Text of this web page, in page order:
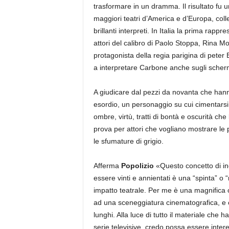
trasformare in un dramma. Il risultato fu
maggiori teatri d’America e d’Europa,
brillanti interpreti. In Italia la prima
attori del calibro di Paolo Stoppa, Rina
protagonista della regia parigina di peter
a interpretare Carbone anche sugli
A giudicare dal pezzi da novanta che
esordio, un personaggio su cui
ombre, virtù, tratti di bontà e oscurità
prova per attori che vogliano mostrare
le sfumature di grigio.
Afferma Popolizio «Questo concetto di
essere vinti e annientati è una “spinta” o
impatto teatrale. Per me è una
ad una sceneggiatura cinematografica,
lunghi. Alla luce di tutto il materiale che
serie televisive, credo possa essere